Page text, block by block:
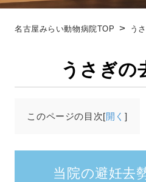
名古屋みらい動物病院TOP
うさぎの
このページの目次[開く ]
当院の避妊去